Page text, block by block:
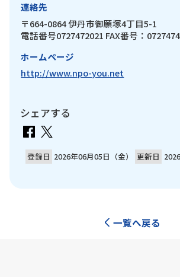
連絡先
〒664-0864 伊丹市御願塚4丁目5-1
電話番号0727472021 FAX番号：
ホームページ
http://www.npo-you.net
シェアする
登録日 2026年06月05日（金） 更新日
一覧へ戻る